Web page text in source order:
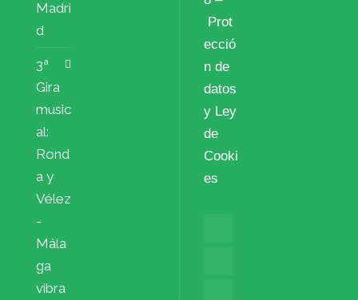
Madri
d
3ª
Gira
music
al:
Rond
a y
Vélez
-
Mála
ga
vibra
Prot
ecció
n de
datos
y Ley
de
Cooki
es